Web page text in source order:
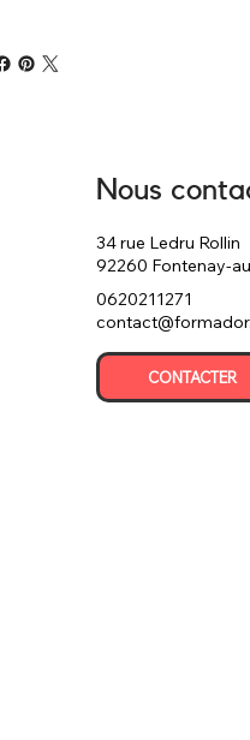
Nous
34 rue Ledru Rollin
92260 Fontenay-
0620211271
CONTACTER